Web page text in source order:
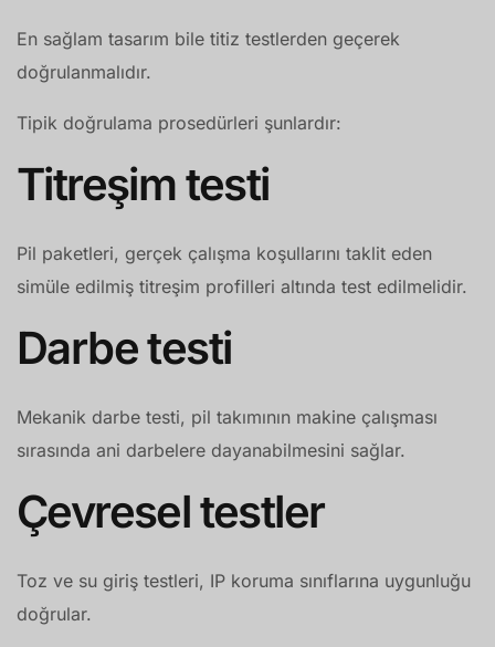
En sağlam tasarım bile titiz testlerden geçerek
doğrulanmalıdır.
Tipik doğrulama prosedürleri şunlardır:
Titreşim testi
Pil paketleri, gerçek çalışma koşullarını taklit eden
simüle edilmiş titreşim profilleri altında test edilmelidir.
Darbe testi
Mekanik darbe testi, pil takımının makine çalışması
sırasında ani darbelere dayanabilmesini sağlar.
Çevresel testler
Toz ve su giriş testleri, IP koruma sınıflarına uygunluğu
doğrular.